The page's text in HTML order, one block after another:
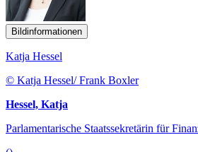
Bildinformationen
Katja Hessel
© Katja Hessel/ Frank Boxler
Hessel, Katja
Parlamentarische Staatssekretärin für